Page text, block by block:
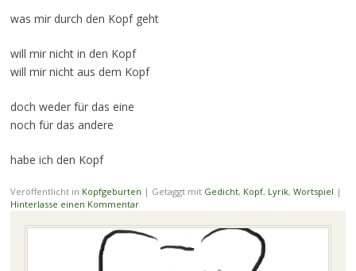
was mir durch den Kopf geht
will mir nicht in den Kopf
will mir nicht aus dem Kopf
doch weder für das eine
noch für das andere
habe ich den Kopf
Veröffentlicht in Kopfgeburten | Getaggt mit Gedicht, Kopf, Lyrik, Wortspiel |
Hinterlasse einen Kommentar